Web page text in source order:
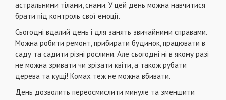
астральними тілами, снами. У цей день можна навчитися
брати під контроль свої емоції.
Сьогодні вдалий день і для занять звичайними справами.
Можна робити ремонт, прибирати будинок, працювати в
саду та садити різні рослини. Але сьогодні ні в якому разі
не можна зривати чи зрізати квіти, а також рубати
дерева та кущі! Комах теж не можна вбивати.
День дозволить переосмислити минуле та зменшити